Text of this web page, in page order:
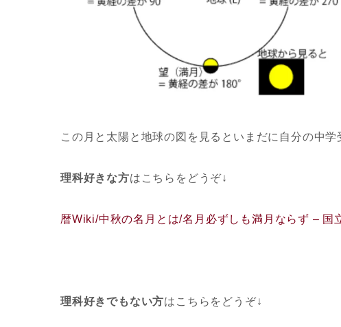
この月と太陽と地球の図を見るといまだに自分の中学
理科好きな方はこちらをどうぞ↓
暦Wiki/中秋の名月とは/名月必ずしも満月ならず – 国
理科好きでもない方はこちらをどうぞ↓